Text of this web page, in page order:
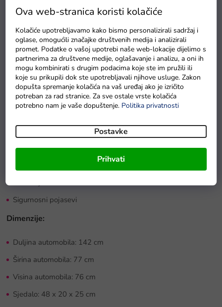
Ova web-stranica koristi kolačiće
Kolačiće upotrebljavamo kako bismo personalizirali sadržaj i
oglase, omogućili značajke društvenih medija i analizirali
promet. Podatke o vašoj upotrebi naše web-lokacije dijelimo s
partnerima za društvene medije, oglašavanje i analizu, a oni ih
mogu kombinirati s drugim podacima koje ste im pružili ili
koje su prikupili dok ste upotrebljavali njihove usluge. Zakon
dopušta spremanje kolačića na vaš uređaj ako je izričito
potreban za rad stranice. Za sve ostale vrste kolačića
potrebno nam je vaše dopuštenje. Politika privatnosti
Postavke
Prihvati
Snaga: 4 x 45W
Baterija: 12V 14Ah
Maksimalna nosivost: 60 kg
Daljinski upravljač: 2,4GHz
Sigurnosna tipka Stop na daljinskom upravljaču
2 brzine naprijed i 1 brzina unatrag
Sigurnosni pojasevi
Dimenzije:
Duljina automobila: 142 cm
Širina automobila: 77 cm
Visina automobila: 76 cm
Sjedalo: 48 x 20 x 25 cm